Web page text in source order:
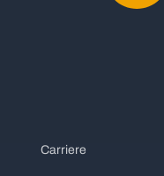
Carriere